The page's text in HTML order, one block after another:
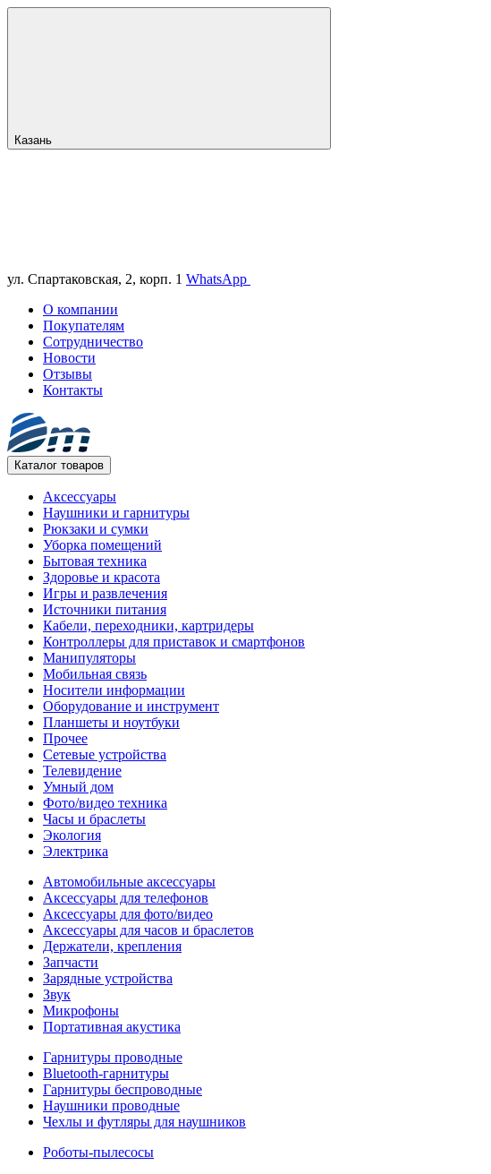
Казань
ул. Спартаковская, 2, корп. 1 WhatsApp
О компании
Покупателям
Сотрудничество
Новости
Отзывы
Контакты
Каталог товаров
Аксессуары
Наушники и гарнитуры
Рюкзаки и сумки
Уборка помещений
Бытовая техника
Здоровье и красота
Игры и развлечения
Источники питания
Кабели, переходники, картридеры
Контроллеры для приставок и смартфонов
Манипуляторы
Мобильная связь
Носители информации
Оборудование и инструмент
Планшеты и ноутбуки
Прочее
Сетевые устройства
Телевидение
Умный дом
Фото/видео техника
Часы и браслеты
Экология
Электрика
Автомобильные аксессуары
Аксессуары для телефонов
Аксессуары для фото/видео
Аксессуары для часов и браслетов
Держатели, крепления
Запчасти
Зарядные устройства
Звук
Микрофоны
Портативная акустика
Гарнитуры проводные
Bluetooth-гарнитуры
Гарнитуры беспроводные
Наушники проводные
Чехлы и футляры для наушников
Роботы-пылесосы